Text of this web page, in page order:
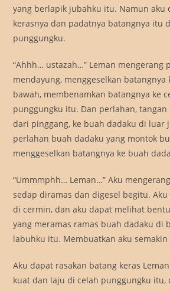
yang berlapik jubahku itu. Namun aku
kerasnya dan padatnya batangnya itu
punggungku.
“Ahhh… ustazah…” Leman mengerang
mendayung, menggeselkan batangnya
bawah, membenamkan batangnya ke
punggungku itu. Dan perlahan, tangan
dari pinggang, ke buah dadaku di luar
perlahan buah dadaku yang montok
menggeselkan batangnya ke buah
“Ummmphh… Leman…” Aku
sedap diramas dan digesel begitu.
di cermin, dan aku dapat melihat
yang meramas ramas buah dadaku di
labuhku itu. Membuatkan aku
Aku dapat rasakan batang keras
kuat dan laju di celah punggungku itu,